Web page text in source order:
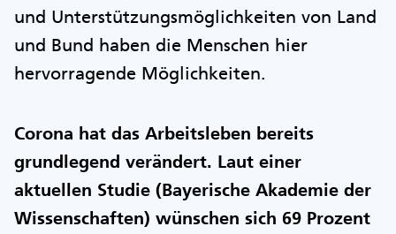
und Unterstützungsmöglichkeiten von Land
und Bund haben die Menschen hier
hervorragende Möglichkeiten.
Corona hat das Arbeitsleben bereits
grundlegend verändert. Laut einer
aktuellen Studie (Bayerische Akademie der
Wissenschaften) wünschen sich 69 Prozent